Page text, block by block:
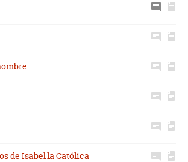
de Isabel la Católica